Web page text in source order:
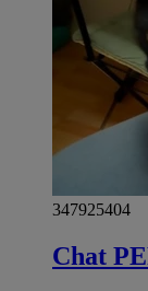
347925404
Chat